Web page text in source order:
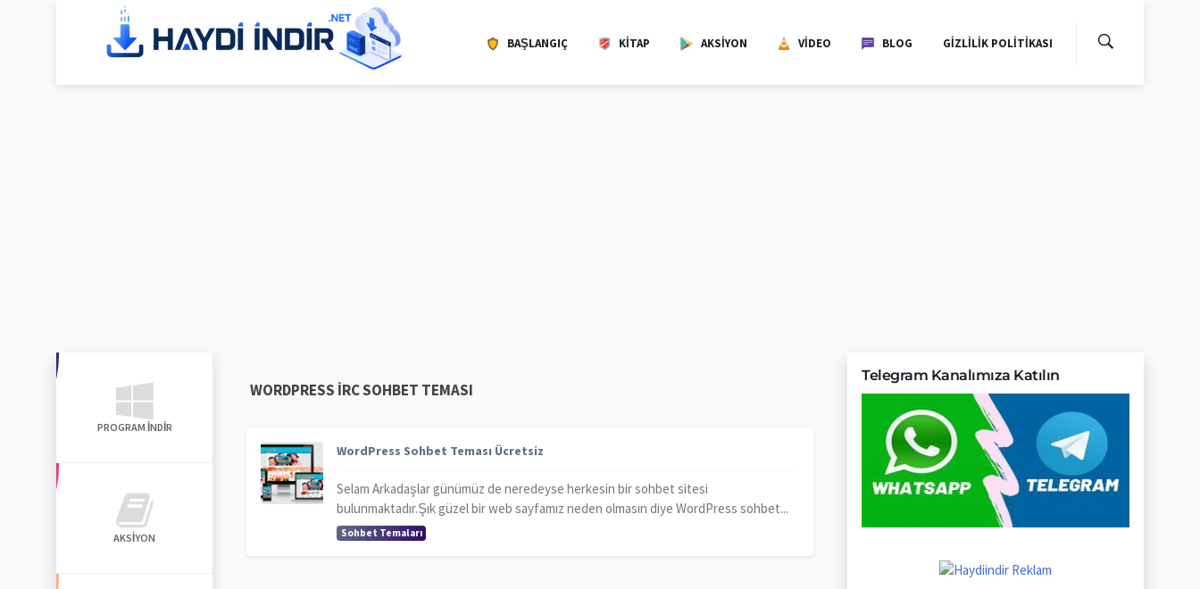
BAŞLANGIÇ KITAP AKSIYON VIDEO BLOG GIZLILIK POLITIKASI
PROGRAM İNDIR
AKSIYON
WORDPRESS IRC SOHBET TEMASI
WordPress Sohbet Teması Ücretsiz
Selam Arkadaşlar günümüz de neredeyse herkesin bir sohbet sitesi
bulunmaktadır.Şık güzel bir web sayfamız neden olmasın diye WordPress sohbet...
Sohbet Temaları
Telegram Kanalımıza Katılın